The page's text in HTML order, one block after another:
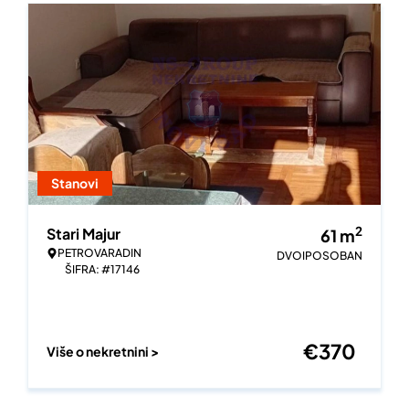
Stanovi
Stari Majur
PETROVARADIN
ŠIFRA: #17146
61 m2
DVOIPOSOBAN
Više o nekretnini > €370